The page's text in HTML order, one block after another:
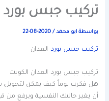
تركيب جبس بورد
بواسطة ابو محمد/
2020-08-22
تركيب جبس بورد العدان
تركيب جبس بورد العدان الكويت
هل فكرت يوماً كيف يمكن لتحويل
أن يغير حالتك النفسية ويرفع من